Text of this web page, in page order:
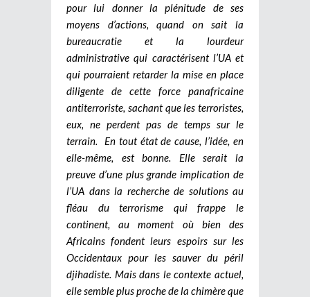
pour lui donner la plénitude de ses
moyens d’actions, quand on sait la
bureaucratie et la lourdeur
administrative qui caractérisent l’UA et
qui pourraient retarder la mise en place
diligente de cette force panafricaine
antiterroriste, sachant que les terroristes,
eux, ne perdent pas de temps sur le
terrain. En tout état de cause, l’idée, en
elle-même, est bonne. Elle serait la
preuve d’une plus grande implication de
l’UA dans la recherche de solutions au
fléau du terrorisme qui frappe le
continent, au moment où bien des
Africains fondent leurs espoirs sur les
Occidentaux pour les sauver du péril
djihadiste. Mais dans le contexte actuel,
elle semble plus proche de la chimère que